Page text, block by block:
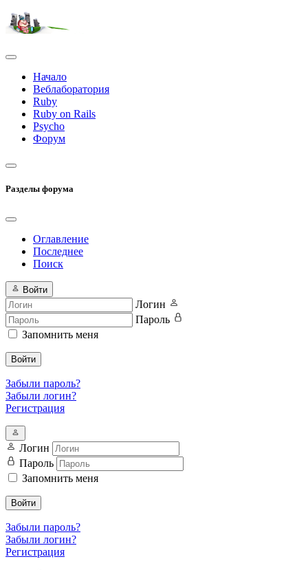
Начало
Веблаборатория
Ruby
Ruby on Rails
Psycho
Форум
Разделы форума
Оглавление
Последнее
Поиск
Войти
Логин
Пароль
Запомнить меня
Войти
Забыли пароль?
Забыли логин?
Регистрация
Логин
Пароль
Запомнить меня
Войти
Забыли пароль?
Забыли логин?
Регистрация